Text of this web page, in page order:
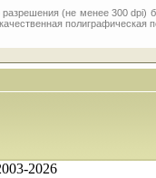
разрешения (не менее 300
полиграфическая
2026